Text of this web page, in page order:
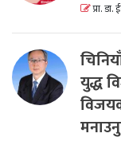
प्रा.
युद्ध